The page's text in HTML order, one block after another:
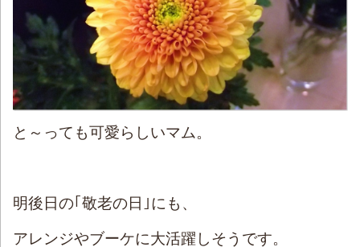
と～っても可愛らしいマム。
明後日の｢敬老の日｣にも、
アレンジやブーケに大活躍しそうです。